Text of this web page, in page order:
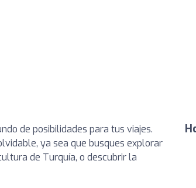
de posibilidades para tus viajes.
ya sea que busques explorar
de Turquía, o descubrir la